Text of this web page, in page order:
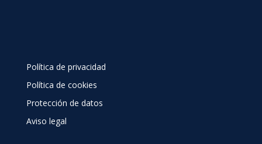
Política de privacidad
Política de cookies
Protección de datos
Aviso legal